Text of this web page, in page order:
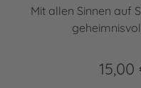
Mit allen Sinnen auf
15,00